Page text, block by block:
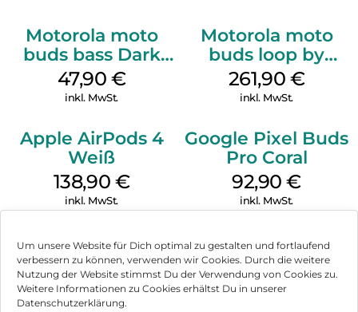
Um unsere Website für Dich optimal zu gestalten und fortlaufend
verbessern zu können, verwenden wir Cookies. Durch die weitere
Nutzung der Website stimmst Du der Verwendung von Cookies zu.
Weitere Informationen zu Cookies erhältst Du in unserer
Datenschutzerklärung.
Motorola moto
buds bass Dark
Shadow
47,90 €
inkl. MwSt.
Motorola moto
buds loop by
Swarovski French
Oak
261,90 €
inkl. MwSt.
Apple AirPods 4
Weiß
138,90 €
inkl. MwSt.
Google Pixel Buds
Pro Coral
92,90€
inkl. MwSt.
Impressum